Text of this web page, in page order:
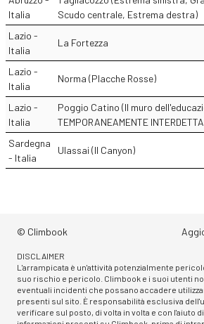
Italia
Scudo centrale, Estrema destra)
Lazio -
Italia
La Fortezza
Lazio -
Italia
Norma (Placche Rosse)
Lazio -
Italia
Poggio Catino (Il muro
TEMPORANEAMENTE
Sardegna
- Italia
Ulassai (Il Canyon)
© Climbook
DISCLAIMER
L'arrampicata è un'attività potenzialmente
suo rischio e pericolo. Climbook e i suoi utenti
eventuali incidenti che possano accadere
presenti sul sito. È responsabilità esclusiva
verificare sul posto, di volta in volta e con l'aiuto